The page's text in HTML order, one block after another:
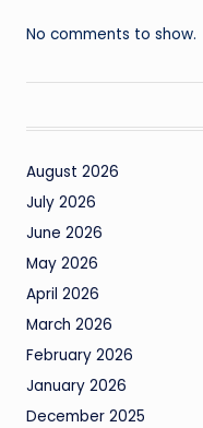
No comments to show.
August 2026
July 2026
June 2026
May 2026
April 2026
March 2026
February 2026
January 2026
December 2025